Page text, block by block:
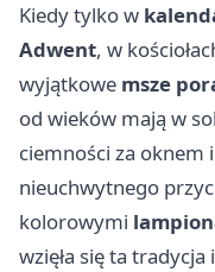
Kiedy tylko w
Adwent, w
wyjątkowe msze
od wieków mają w
ciemności za oknem
nieuchwytnego
kolorowymi
wzięła się ta